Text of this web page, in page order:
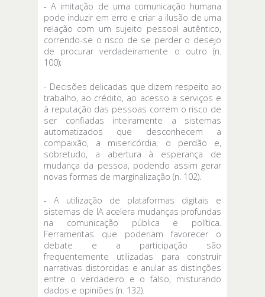
- A imitação de uma comunicação humana
pode induzir em erro e criar a ilusão de uma
relação com um sujeito pessoal autêntico,
correndo-se o risco de se perder o desejo
de procurar verdadeiramente o outro (n.
100);
- Decisões delicadas que dizem respeito ao
trabalho, ao crédito, ao acesso a serviços e
à reputação das pessoas correm o risco de
ser confiadas inteiramente a sistemas
automatizados que desconhecem a
compaixão, a misericórdia, o perdão e,
sobretudo, a abertura à esperança de
mudança da pessoa, podendo assim gerar
novas formas de marginalização (n. 102).
- A utilização de plataformas digitais e
sistemas de IA acelera mudanças profundas
na comunicação pública e política.
Ferramentas que poderiam favorecer o
debate e a participação são
frequentemente utilizadas para construir
narrativas distorcidas e anular as distinções
entre o verdadeiro e o falso, misturando
dados e opiniões (n. 132).